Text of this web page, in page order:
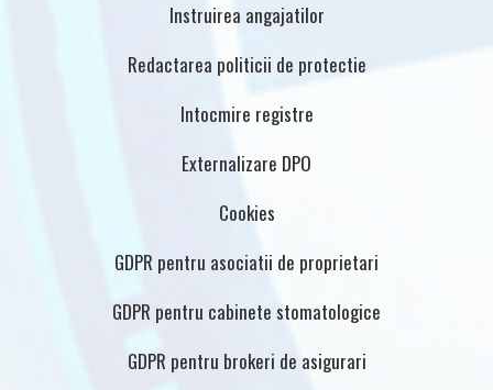
Instruirea angajatilor
Redactarea politicii de protectie
Intocmire registre
Externalizare DPO
Cookies
GDPR pentru asociatii de proprietari
GDPR pentru cabinete stomatologice
GDPR pentru brokeri de asigurari